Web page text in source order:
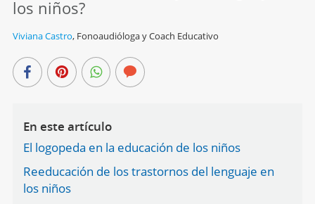
los niños?
Viviana Castro, Fonoaudióloga y Coach Educativo
En este artículo
El logopeda en la educación de los niños
Reeducación de los trastornos del lenguaje en
los niños